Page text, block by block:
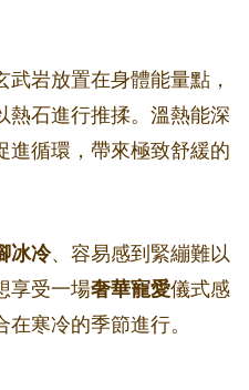
武岩放置在身體能量點，
熱石進行推揉。溫熱能深
進循環，帶來極致舒緩的
冰冷、容易感到緊繃難以
享受一場奢華寵愛儀式感
在寒冷的季節進行。